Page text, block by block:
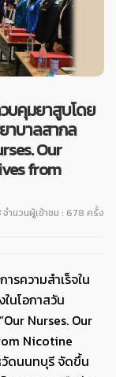
วบคุมยาสูบโดย
าบาลสากล
Our
from
จำนวนผู้เข้าชม : 678 ครั้ง
รความสำเร็จใน
นโอกาสวัน
Nurses. Our
Nicotine
ดนนทบุรี จัดขึ้น